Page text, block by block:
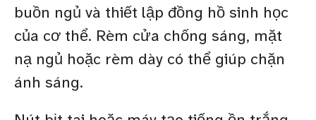
buồn ngủ và thiết lập đồng hồ sinh học
của cơ thể. Rèm cửa chống sáng, mặt
nạ ngủ hoặc rèm dày có thể giúp chặn
ánh sáng.